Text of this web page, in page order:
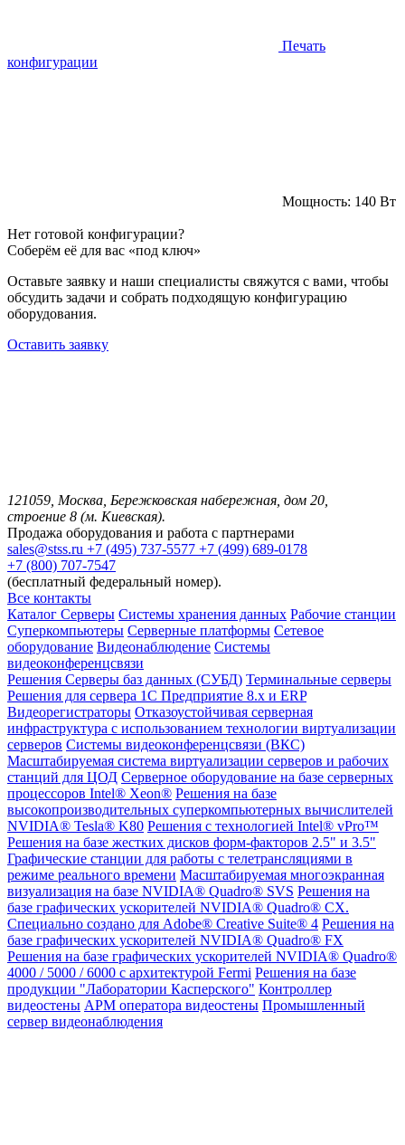
Печать
конфигурации
Мощность: 140 Вт
Нет готовой конфигурации?
Соберём её для вас «под ключ»
Оставьте заявку и наши специалисты свяжутся с вами, чтобы
обсудить задачи и собрать подходящую конфигурацию
оборудования.
Оставить заявку
121059, Москва, Бережковская набережная, дом 20,
строение 8 (м. Киевская).
Продажа оборудования и работа с партнерами
sales@stss.ru +7 (495) 737-5577 +7 (499) 689-0178
+7 (800) 707-7547
(бесплатный федеральный номер).
Все контакты
Каталог Серверы Системы хранения данных Рабочие станции
Суперкомпьютеры Серверные платформы Сетевое
оборудование Видеонаблюдение Системы
видеоконференцсвязи
Решения Серверы баз данных (СУБД) Терминальные серверы
Решения для сервера 1С Предприятие 8.x и ERP
Видеорегистраторы Отказоустойчивая серверная
инфраструктура с использованием технологии виртуализации
серверов Системы видеоконференцсвязи (ВКС)
Масштабируемая система виртуализации серверов и рабочих
станций для ЦОД Серверное оборудование на базе серверных
процессоров Intel® Xeon® Решения на базе
высокопроизводительных суперкомпьютерных вычислителей
NVIDIA® Tesla® K80 Решения с технологией Intel® vPro™
Решения на базе жестких дисков форм-факторов 2.5" и 3.5"
Графические станции для работы с телетрансляциями в
режиме реального времени Масштабируемая многоэкранная
визуализация на базе NVIDIA® Quadro® SVS Решения на
базе графических ускорителей NVIDIA® Quadro® CX.
Специально создано для Adobe® Creative Suite® 4 Решения на
базе графических ускорителей NVIDIA® Quadro® FX
Решения на базе графических ускорителей NVIDIA® Quadro®
4000 / 5000 / 6000 с архитектурой Fermi Решения на базе
продукции "Лаборатории Касперского" Контроллер
видеостены АРМ оператора видеостены Промышленный
сервер видеонаблюдения